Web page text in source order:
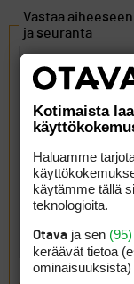
Vastaa
ja seuranta
Kotimaista
Haluamme
käytämme tällä
teknologioita.
Otava ja sen
keräävät tietoa